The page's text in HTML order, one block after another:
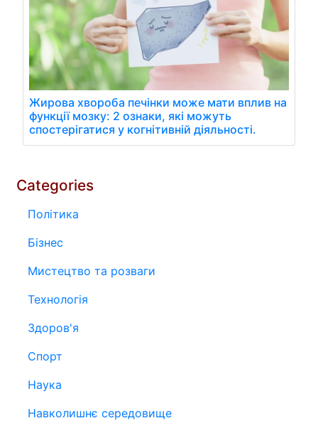
Жирова хвороба печінки може мати вплив на
функції мозку: 2 ознаки, які можуть
спостерігатися у когнітивній діяльності.
Categories
Політика
Бізнес
Мистецтво та розваги
Технологія
Здоров'я
Спорт
Наука
Навколишнє середовище